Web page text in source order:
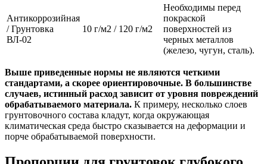
Антикоррозийная
/ Грунтовка
ВЛ-02
10 г/м2 / 120 г/м2
Необходимы перед
покраской
поверхностей из
черных металлов
(железо, чугун, сталь).
Выше приведенные нормы не являются четкими
стандартами, а скорее ориентировочные. В большинстве
случаев, истинный расход зависит от уровня повреждений
обрабатываемого материала. К примеру, несколько слоев
грунтовочного состава кладут, когда окружающая
климатическая среда быстро сказывается на деформации и
порче обрабатываемой поверхности.